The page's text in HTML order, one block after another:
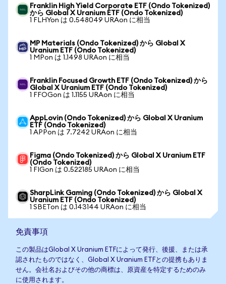
Franklin High Yield Corporate ETF (Ondo Tokenized)
から Global X Uranium ETF (Ondo Tokenized)
1 FLHYon は 0.548049 URAon に相当
MP Materials (Ondo Tokenized) から Global X
Uranium ETF (Ondo Tokenized)
1 MPon は 1.1498 URAon に相当
Franklin Focused Growth ETF (Ondo Tokenized) から
Global X Uranium ETF (Ondo Tokenized)
1 FFOGon は 1.1155 URAon に相当
AppLovin (Ondo Tokenized) から Global X Uranium
ETF (Ondo Tokenized)
1 APPon は 7.7242 URAon に相当
Figma (Ondo Tokenized) から Global X Uranium ETF
(Ondo Tokenized)
1 FIGon は 0.522185 URAon に相当
SharpLink Gaming (Ondo Tokenized) から Global X
Uranium ETF (Ondo Tokenized)
1 SBETon は 0.143144 URAon に相当
免責事項
この製品はGlobal X Uranium ETFによって発行、後援、または承
認されたものではなく、Global X Uranium ETFとの提携もありま
せん。会社名およびその他の商標は、原資産を特定するためのみ
に使用されます。